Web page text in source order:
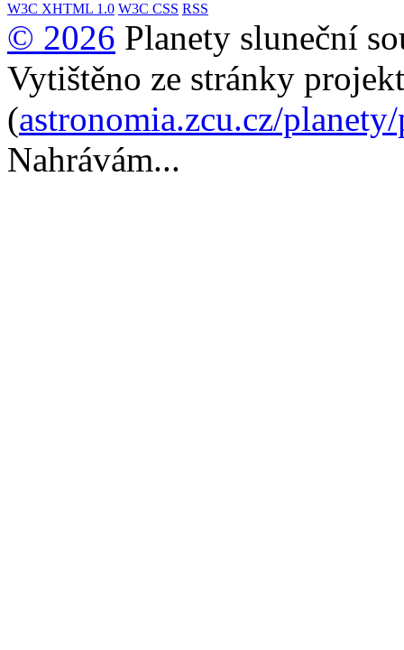
W3C XHTML 1.0 W3C CSS RSS
© 2026 Planety sluneční
Vytištěno ze stránky
(astronomia.zcu.cz/
Nahrávám...